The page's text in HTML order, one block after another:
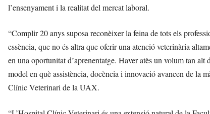
l’ensenyament i la realitat del mercat laboral.
“Complir 20 anys suposa reconèixer la feina de tots els
essència, que no és altra que oferir una atenció veterinària
en una oportunitat d’aprenentatge. Haver atès un volum tan
model en què assistència, docència i innovació avancen de la
Clínic Veterinari de la UAX.